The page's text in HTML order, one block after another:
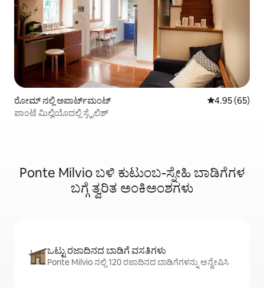
ರೋಮ್ ನಲ್ಲಿ ಅಪಾರ್ಟ್‌ಮಂಟ್ 5 ರಲ್ಲಿ 4.95
4.95 (65)
ಪಾಂಟೆ ಮಿಲ್ವಿಯೊದಲ್ಲಿ ಸ್ಟೈಲಿಶ್
Ponte Milvio ಬಳಿ ಕುಟುಂಬ-ಸ್ನೇಹಿ ಬಾಡಿಗೆಗಳ
ಬಗ್ಗೆ ತ್ವರಿತ ಅಂಕಿಅಂಶಗಳು
ಒಟ್ಟು ರಜಾದಿನದ ಬಾಡಿಗೆ ವಸತಿಗಳು
Ponte Milvio ನಲ್ಲಿ 120 ರಜಾದಿನದ ಬಾಡಿಗೆಗಳನ್ನು ಅನ್ವೇಷಿಸಿ